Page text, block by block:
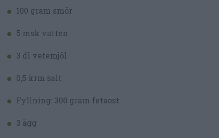
100 gram smör
5 msk vatten
3 dl vetemjöl
0,5 krm salt
Fyllning: 300 gram fetaost
3 ägg